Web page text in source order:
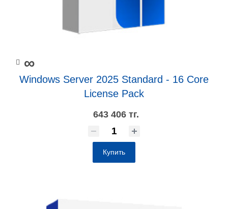
∞
Windows Server 2025 Standard - 16 Core
License Pack
643 406 тг.
Купить